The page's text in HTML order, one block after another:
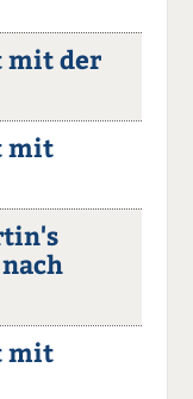
mit der
mit
mit